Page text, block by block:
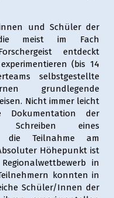
und Schüler der
meist im Fach
entdeckt
(bis 14
selbstgestellte
grundlegende
Nicht immer leicht
der
eines
die Teilnahme am
Höhepunkt ist
in
konnten in
Schüler/Innen der